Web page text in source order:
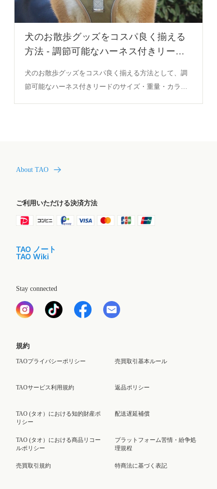
犬のお散歩グッズをコスパ良く揃える
方法 - 調節可能なハーネス付きリード
犬のお散歩グッズをコスパ良く揃える方法として、調
節可能なハーネス付きリードのサイズ・重量・カラー
About TAO
ご利用いただける決済方法
TAO ノート
TAO Wiki
Stay connected
規約
TAOプライバシーポリシー
TAOサービス利用規約
TAO (タオ）における知的財産ポ
リシー
TAO (タオ）における商品リコー
ルポリシー
売買取引規約
売買取引基本ルール
返品ポリシー
配送遅延補償
プラットフォーム苦情・紛争処
理規程
特商法に基づく表記